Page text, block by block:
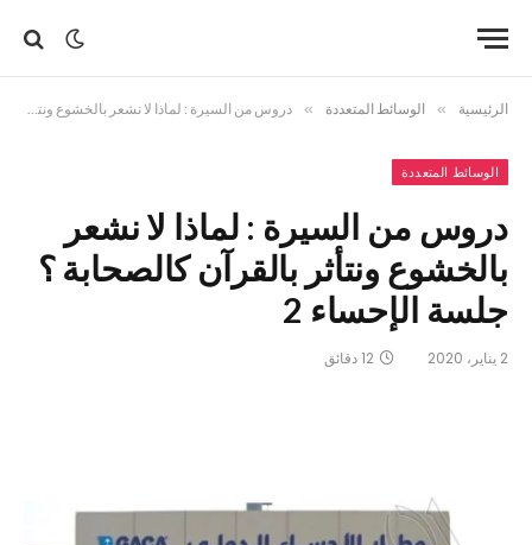
الرئيسية » الوسائط المتعددة » دروس من السيرة : لماذا لا نشعر بالخشوع ونتأثر بالقرآن كالصحابة ؟ جلسة الإحساء 2
الوسائط المتعددة
دروس من السيرة : لماذا لا نشعر
بالخشوع ونتأثر بالقرآن كالصحابة ؟
جلسة الإحساء 2
2 يناير، 2020 12 دقائق